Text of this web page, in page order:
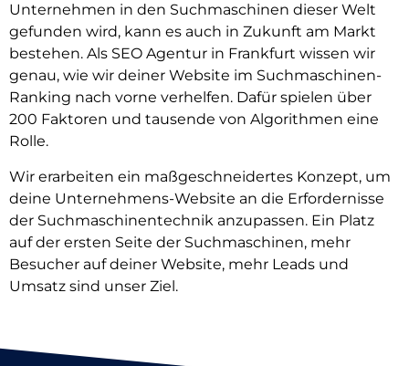
Unternehmen in den Suchmaschinen dieser Welt
gefunden wird, kann es auch in Zukunft am Markt
bestehen. Als SEO Agentur in Frankfurt wissen wir
genau, wie wir deiner Website im Suchmaschinen-
Ranking nach vorne verhelfen. Dafür spielen über
200 Faktoren und tausende von Algorithmen eine
Rolle.
Wir erarbeiten ein maßgeschneidertes Konzept, um
deine Unternehmens-Website an die Erfordernisse
der Suchmaschinentechnik anzupassen. Ein Platz
auf der ersten Seite der Suchmaschinen, mehr
Besucher auf deiner Website, mehr Leads und
Umsatz sind unser Ziel.